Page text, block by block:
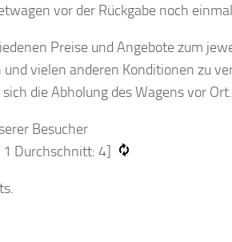
vor der Rückgabe noch
Preise und Angebote zum
vielen anderen Konditionen zu
die Abholung des Wagens vor Ort.
Besucher
1 Durchschnitt: 4]